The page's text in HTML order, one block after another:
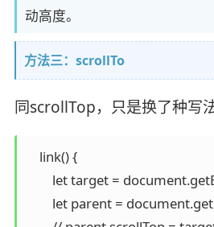
动高度。
方法三：scrollTo
同scrollTop，只是换了种写
    link() {
let target =
let parent =